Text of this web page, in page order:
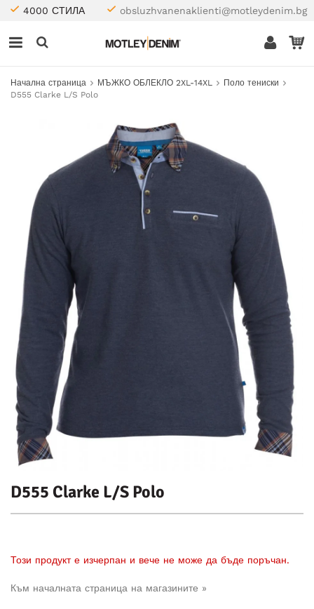
4000 СТИЛА obsluzhvanenaklienti@motleydenim.bg
Начална страница МЪЖКО ОБЛЕКЛО 2XL-14XL
Поло тениски
D555 Clarke L/S Polo
D555 Clarke L/S Polo
Този продукт е изчерпан и вече не може да бъде поръчан.
Към началната страница на магазините »